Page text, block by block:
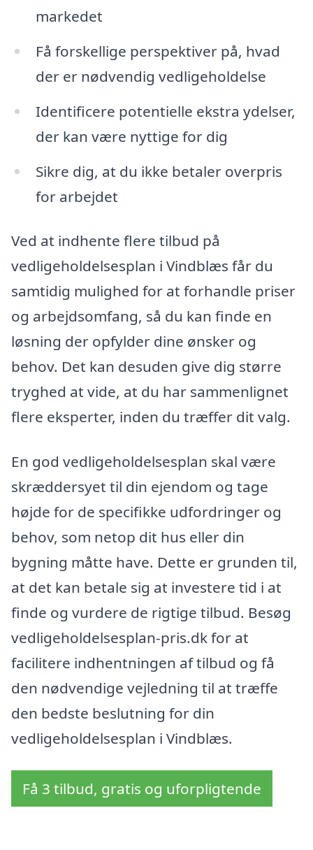
markedet
Få forskellige perspektiver på, hvad
der er nødvendig vedligeholdelse
Identificere potentielle ekstra ydelser,
der kan være nyttige for dig
Sikre dig, at du ikke betaler overpris
for arbejdet
Ved at indhente flere tilbud på
vedligeholdelsesplan i Vindblæs får du
samtidig mulighed for at forhandle priser
og arbejdsomfang, så du kan finde en
løsning der opfylder dine ønsker og
behov. Det kan desuden give dig større
tryghed at vide, at du har sammenlignet
flere eksperter, inden du træffer dit valg.
En god vedligeholdelsesplan skal være
skræddersyet til din ejendom og tage
højde for de specifikke udfordringer og
behov, som netop dit hus eller din
bygning måtte have. Dette er grunden til,
at det kan betale sig at investere tid i at
finde og vurdere de rigtige tilbud. Besøg
vedligeholdelsesplan-pris.dk for at
facilitere indhentningen af tilbud og få
den nødvendige vejledning til at træffe
den bedste beslutning for din
vedligeholdelsesplan i Vindblæs.
Få 3 tilbud, gratis og uforpligtende